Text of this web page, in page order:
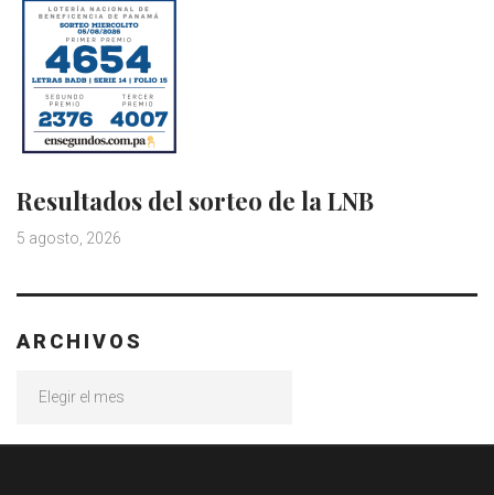
Resultados del sorteo de la LNB
5 agosto, 2026
ARCHIVOS